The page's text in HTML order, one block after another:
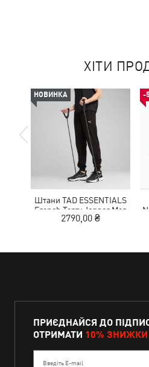
ХІТИ
НОВИНКА
Штани TAD ESSENTIALS
French Terry Jogger Men
2790,00 ₴
-
ПРИЄДНАЙСЯ ДО
ОТРИМАТИ 10% ЗНИЖКИ
Введіть E-mail